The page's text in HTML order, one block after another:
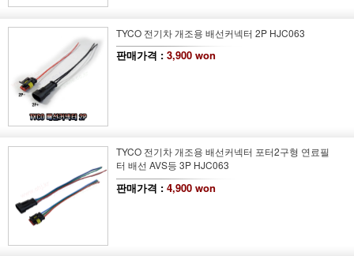
TYCO 전기차 개조용 배선커넥터 2P HJC063
판매가격 : 3,900 won
TYCO 전기차 개조용 배선커넥터 포터2구형 연료필
터 배선 AVS등 3P HJC063
판매가격 : 4,900 won